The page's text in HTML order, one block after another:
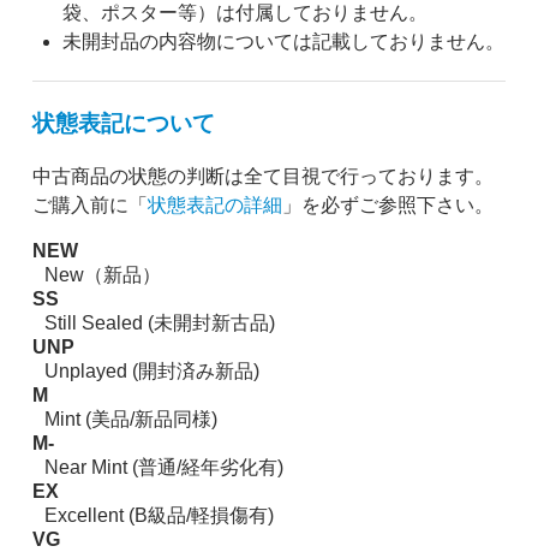
袋、ポスター等）は付属しておりません。
未開封品の内容物については記載しておりません。
状態表記について
中古商品の状態の判断は全て目視で行っております。
ご購入前に「 状態表記の詳細 」を必ずご参照下さい。
NEW
New（新品）
SS
Still Sealed (未開封新古品)
UNP
Unplayed (開封済み新品)
M
Mint (美品/新品同様)
M-
Near Mint (普通/経年劣化有)
EX
Excellent (B級品/軽損傷有)
VG